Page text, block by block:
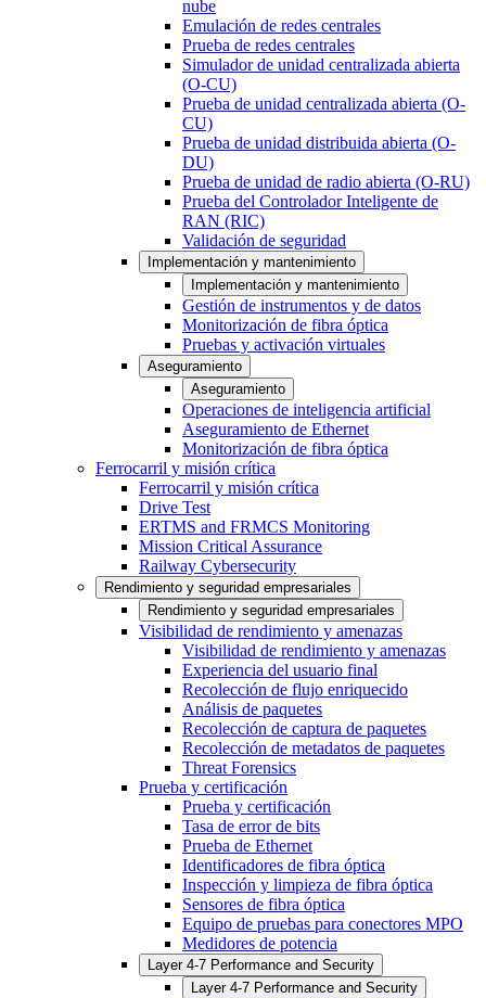
nube
Emulación de redes centrales
Prueba de redes centrales
Simulador de unidad centralizada abierta
(O-CU)
Prueba de unidad centralizada abierta (O-
CU)
Prueba de unidad distribuida abierta (O-
DU)
Prueba de unidad de radio abierta (O-RU)
Prueba del Controlador Inteligente de
RAN (RIC)
Validación de seguridad
Implementación y mantenimiento
Implementación y mantenimiento
Gestión de instrumentos y de datos
Monitorización de fibra óptica
Pruebas y activación virtuales
Aseguramiento
Aseguramiento
Operaciones de inteligencia artificial
Aseguramiento de Ethernet
Monitorización de fibra óptica
Ferrocarril y misión crítica
Ferrocarril y misión crítica
Drive Test
ERTMS and FRMCS Monitoring
Mission Critical Assurance
Railway Cybersecurity
Rendimiento y seguridad empresariales
Rendimiento y seguridad empresariales
Visibilidad de rendimiento y amenazas
Visibilidad de rendimiento y amenazas
Experiencia del usuario final
Recolección de flujo enriquecido
Análisis de paquetes
Recolección de captura de paquetes
Recolección de metadatos de paquetes
Threat Forensics
Prueba y certificación
Prueba y certificación
Tasa de error de bits
Prueba de Ethernet
Identificadores de fibra óptica
Inspección y limpieza de fibra óptica
Sensores de fibra óptica
Equipo de pruebas para conectores MPO
Medidores de potencia
Layer 4-7 Performance and Security
Layer 4-7 Performance and Security